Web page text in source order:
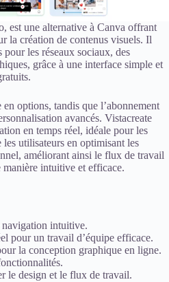
est une alternative à Canva offrant
la création de contenus visuels. Il
les réseaux sociaux, des
grâce à une interface simple et
options, tandis que l’abonnement
avancés. Vistacreate
en temps réel, idéale pour les
les utilisateurs en optimisant les
améliorant ainsi le flux de travail
manière intuitive et efficace.
navigation intuitive.
pour un travail d’équipe efficace.
la conception graphique en ligne.
le design et le flux de travail.